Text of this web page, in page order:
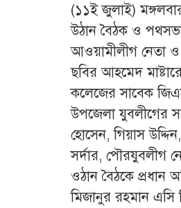
(১১ই জুলাই)
উঠান বৈঠক ও
আওয়ামীলীগ নেতা ও
ছবির আহমেদ
কলেজের সাবেক
উপজেলা যুবলীগের
হোসেন, গিয়াস
সর্দার, পৌরযুবলীগ
ওঠান বৈঠকে প্রধান
মিজানুর রহমান এসি